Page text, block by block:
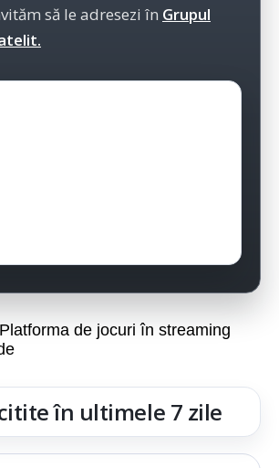
să le adresezi în Grupul
Platforma de jocuri în streaming
în ultimele 7 zile